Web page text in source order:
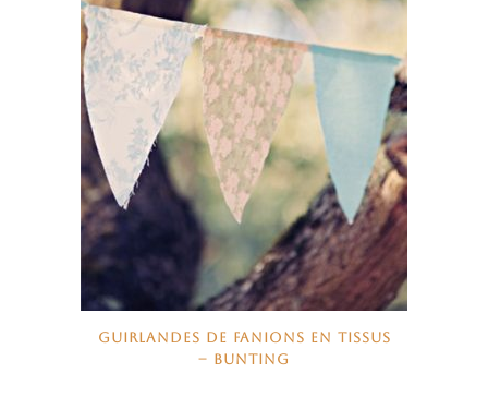
GUIRLANDES DE FANIONS EN TISSUS
– BUNTING